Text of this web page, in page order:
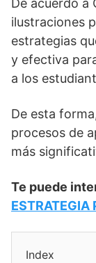
De acuerdo a
ilustraciones
estrategias
y efectiva
a los
De esta
procesos de
más
Te puede
ESTRATEGIA
Index